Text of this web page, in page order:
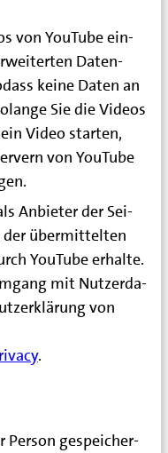
von You­Tube ein­
Daten­
kei­ne Daten an
Sie die Vide­os
Video star­ten,
von You­Tube
Anbie­ter der Sei­
über­mit­tel­ten
You­Tube erhal­te.
mit Nut­zer­da­
von
.
Per­son gespei­cher­